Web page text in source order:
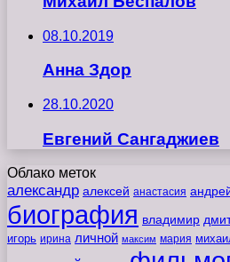
08.10.2019
Анна Здор
28.10.2020
Евгений Сангаджиев
Облако меток
александр алексей анастасия
биография владимир
игорь ирина личной максим мария